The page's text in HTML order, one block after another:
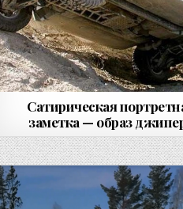
Сатирическая
заметка — образ